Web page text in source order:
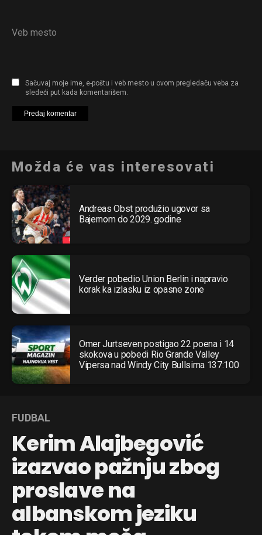
Veb mesto
Sačuvaj moje ime, e-poštu i veb mesto u ovom pregledaču veba za
sledeći put kada komentarišem.
Možda će vas interesovati
Andreas Obst produžio ugovor sa
Bajernom do 2029. godine
Verder pobedio Union Berlin i napravio
korak ka izlasku iz opasne zone
Omer Jurtseven postigao 22 poena i 14
skokova u pobedi Rio Grande Valley
Vipersa nad Windy City Bullsima 137:100
FUDBAL
Kerim Alajbegović
izazvao pažnju zbog
proslave na
albanskom jeziku